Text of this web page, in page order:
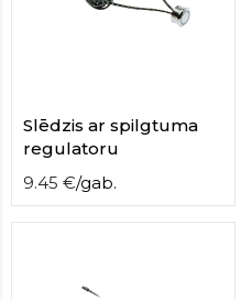
fake
luxury
watches.blog
Slēdzis ar spilgtuma
regulatoru
9.45 €/gab.